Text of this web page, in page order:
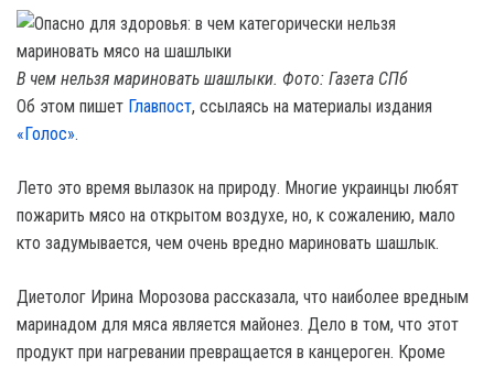
В чем нельзя мариновать шашлыки. Фото: Газета СПб
Об этом пишет Главпост, ссылаясь на материалы издания
«Голос».
Лето это время вылазок на природу. Многие украинцы любят
пожарить мясо на открытом воздухе, но, к сожалению, мало
кто задумывается, чем очень вредно мариновать шашлык.
Диетолог Ирина Морозова рассказала, что наиболее вредным
маринадом для мяса является майонез. Дело в том, что этот
продукт при нагревании превращается в канцероген. Кроме